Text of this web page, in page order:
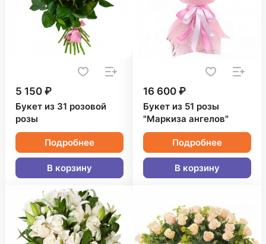
5 150 ₽
Букет из 31 розовой
розы
Подробнее
В корзину
16 600 ₽
Букет из 51 розы
"Маркиза ангелов"
Подробнее
В корзину